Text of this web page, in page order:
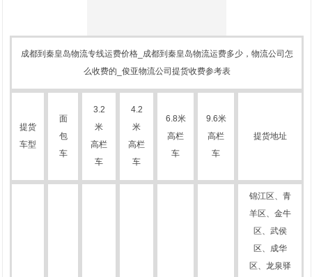
成都到秦皇岛物流专线运费价格_成都到秦皇岛物流运费多少，物流公司怎
么收费的_俊亚物流公司提货收费参考表
提货
车型
面
包
车
3.2
米
高栏
车
4.2
米
高栏
车
6.8米
高栏
车
9.6米
高栏
车
提货地址
锦江区、青
羊区、金牛
区、武侯
区、成华
区、龙泉驿